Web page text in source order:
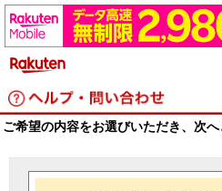
ご希望の内容をお選びいただき、次へ